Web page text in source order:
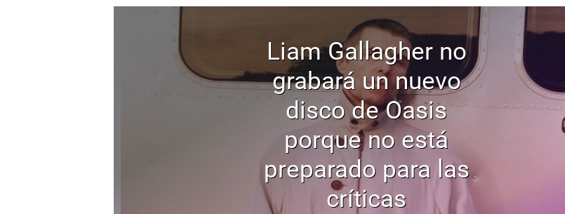
Liam Gallagher no
grabará un nuevo
disco de Oasis
porque no está
preparado para las
críticas